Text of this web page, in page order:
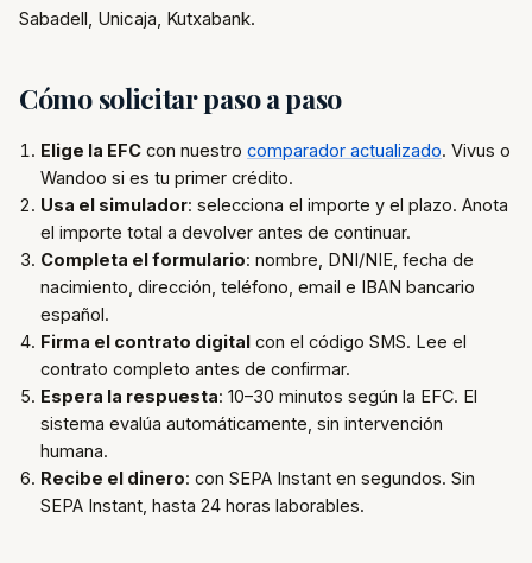
Sabadell, Unicaja, Kutxabank.
Cómo solicitar paso a paso
Elige la EFC con nuestro comparador actualizado. Vivus o
Wandoo si es tu primer crédito.
Usa el simulador: selecciona el importe y el plazo. Anota
el importe total a devolver antes de continuar.
Completa el formulario: nombre, DNI/NIE, fecha de
nacimiento, dirección, teléfono, email e IBAN bancario
español.
Firma el contrato digital con el código SMS. Lee el
contrato completo antes de confirmar.
Espera la respuesta: 10–30 minutos según la EFC. El
sistema evalúa automáticamente, sin intervención
humana.
Recibe el dinero: con SEPA Instant en segundos. Sin
SEPA Instant, hasta 24 horas laborables.